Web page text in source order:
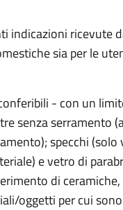
indicazioni ricevute
sia per le
- con un
senza serramento
specchi
e vetro di
di
oggetti per cui